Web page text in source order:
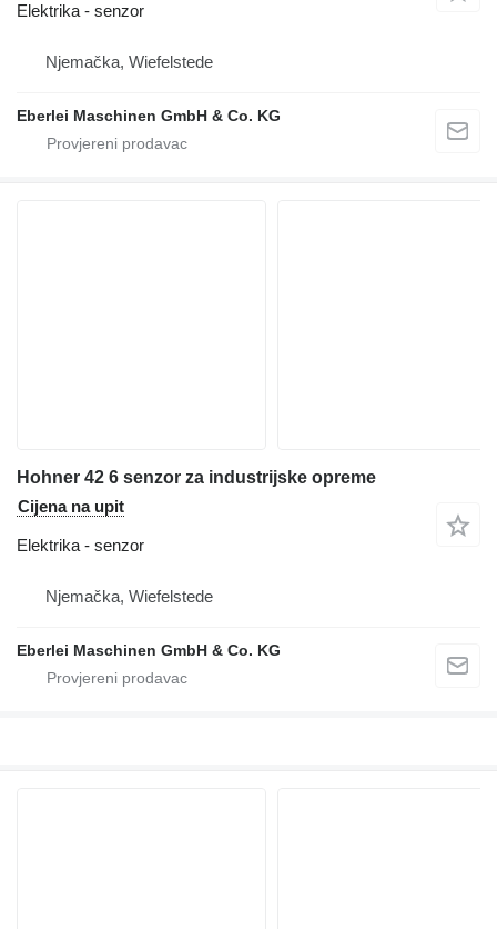
Elektrika - senzor
Njemačka, Wiefelstede
Eberlei Maschinen GmbH & Co. KG
Hohner 42 6 senzor za industrijske opreme
Cijena na upit
Elektrika - senzor
Njemačka, Wiefelstede
Eberlei Maschinen GmbH & Co. KG